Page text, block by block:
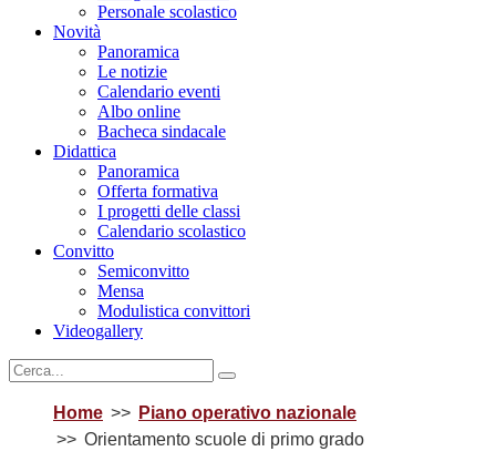
Personale scolastico
Novità
Panoramica
Le notizie
Calendario eventi
Albo online
Bacheca sindacale
Didattica
Panoramica
Offerta formativa
I progetti delle classi
Calendario scolastico
Convitto
Semiconvitto
Mensa
Modulistica convittori
Videogallery
Home
Piano operativo nazionale
Orientamento scuole di primo grado